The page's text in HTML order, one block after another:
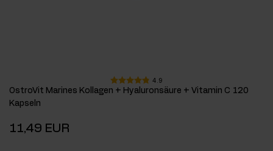
4.9
OstroVit Marines Kollagen + Hyaluronsäure + Vitamin C 120
Kapseln
11,49 EUR